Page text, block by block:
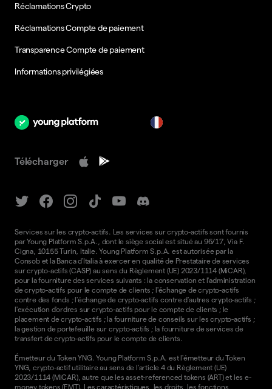
Réclamations Crypto
Réclamations Compte de paiement
Transparence Compte de paiement
Informations privilégiées
Télécharger
Services sur les crypto-actifs. Les services sur crypto-actifs sont fournis
par Young Platform S.p.A., dont le siège social est situé au 96/17, Via F.
Cigna, 10155 Turin, Italie. Young Platform S.p.A. est autorisée par la
Consob et la Banca d'Italia à exercer en qualité de Prestataire de services
sur crypto-actifs (CASP) au sens du Règlement (UE) 2023/1114 (MiCAR),
pour la fourniture des services suivants : la conservation et l'administration
de crypto-actifs pour le compte de clients ; l'échange de crypto-actifs
contre des fonds ; l'échange de crypto-actifs contre d'autres crypto-actifs ;
l'exécution d'ordres sur crypto-actifs pour le compte de clients ; le
placement de crypto-actifs ; la fourniture de conseils sur les crypto-actifs ;
la gestion de portefeuille sur crypto-actifs ; la fourniture de services de
transfert de crypto-actifs pour le compte de clients.
Émetteur du Token YNG. Young Platform S.p.A. est l'émetteur du Token
YNG, crypto-actif utilitaire au sens de l'article 4 du Règlement (UE)
2023/1114 (MiCAR), autre que les asset-referenced tokens (ART) et les e-
money tokens (EMT). Les caractéristiques, les droits, les fonctions